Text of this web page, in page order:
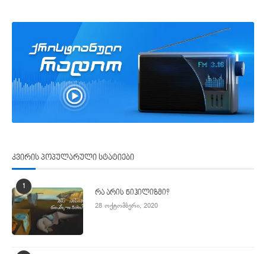
კვირის პოპულარული სტატიები
1
რა არის ნიჰილიზმი?
28 ოქტომბერი, 2020